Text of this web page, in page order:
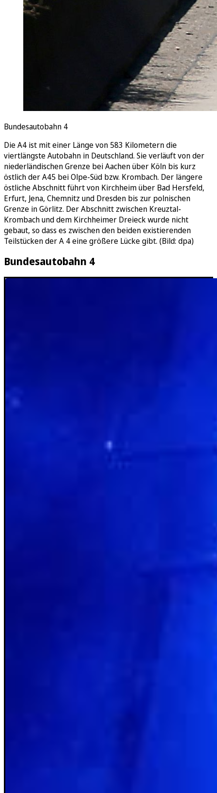
Bundesautobahn 4
Die A4 ist mit einer Länge von 583 Kilometern die
viertlängste Autobahn in Deutschland. Sie verläuft von der
niederländischen Grenze bei Aachen über Köln bis kurz
östlich der A45 bei Olpe-Süd bzw. Krombach. Der längere
östliche Abschnitt führt von Kirchheim über Bad Hersfeld,
Erfurt, Jena, Chemnitz und Dresden bis zur polnischen
Grenze in Görlitz. Der Abschnitt zwischen Kreuztal-
Krombach und dem Kirchheimer Dreieck wurde nicht
gebaut, so dass es zwischen den beiden existierenden
Teilstücken der A 4 eine größere Lücke gibt. (Bild: dpa)
Bundesautobahn 4